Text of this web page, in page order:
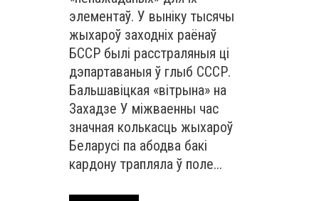
элементаў. У выніку тысячы
жыхароў заходніх раёнаў
БССР былі расстраляныя ці
дэпартаваныя ў глыб СССР.
Бальшавіцкая «вітрына» на
Захадзе У міжваенны час
значная колькасць жыхароў
Беларусі па абодва бакі
кардону трапляла ў поле...